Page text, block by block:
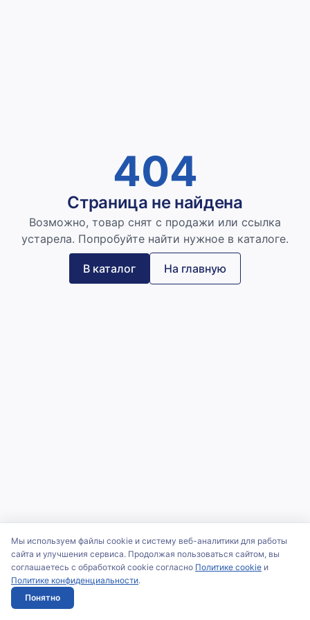
404
Страница не найдена
Возможно, товар снят с продажи или ссылка
устарела. Попробуйте найти нужное в каталоге.
В каталог На главную
Мы используем файлы cookie и систему веб-аналитики для работы
сайта и улучшения сервиса. Продолжая пользоваться сайтом, вы
соглашаетесь с обработкой cookie согласно Политике cookie и
Политике конфиденциальности.
Понятно